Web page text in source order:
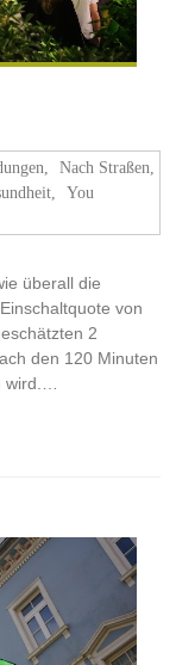
Nach Straßen
You
überall die
von
2
den 120 Minuten
wird.…